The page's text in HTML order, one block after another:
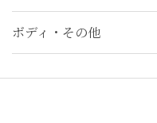
ボディ・その他